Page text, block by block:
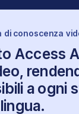
di conoscenza
Access
a ogni